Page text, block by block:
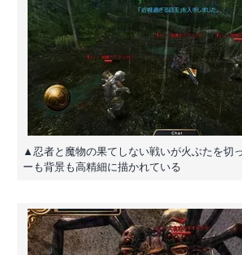
▲忍者と魔物の果てしない戦いが火ぶたを切
ーも背景も高精細に描かれている